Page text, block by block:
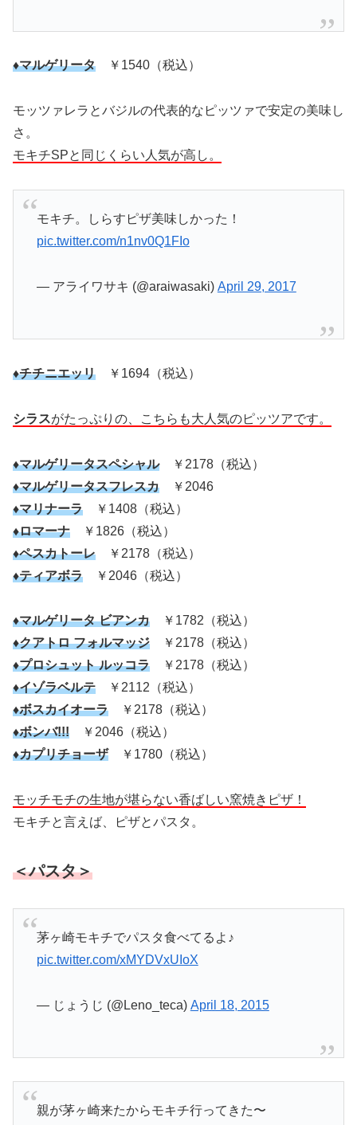
♦マルゲリータ ￥1540（税込）
モッツァレラとバジルの代表的なピッツァで安定の美味し
さ。
モキチSPと同じくらい人気が高し。
モキチ。しらすピザ美味しかった！
pic.twitter.com/n1nv0Q1FIo
— アライワサキ (@araiwasaki) April 29, 2017
♦チチニエッリ ￥1694（税込）
シラスがたっぷりの、こちらも大人気のピッツアです。
♦マルゲリータスペシャル￥2178（税込）
♦マルゲリータスフレスカ ￥2046
♦マリナーラ ￥1408（税込）
♦ロマーナ ￥1826（税込）
♦ペスカトーレ ￥2178（税込）
♦ティアボラ ￥2046（税込）
♦マルゲリータ ビアンカ ￥1782（税込）
♦クアトロ フォルマッジ ￥2178（税込）
♦プロシュット ルッコラ ￥2178（税込）
♦イゾラベルテ ￥2112（税込）
♦ボスカイオーラ ￥2178（税込）
♦ボンバ!!! ￥2046（税込）
♦カプリチョーザ ￥1780（税込）
モッチモチの生地が堪らない香ばしい窯焼きピザ！
モキチと言えば、ピザとパスタ。
＜パスタ＞
茅ヶ崎モキチでパスタ食べてるよ♪
pic.twitter.com/xMYDVxUIoX
— じょうじ (@Leno_teca) April 18, 2015
親が茅ヶ崎来たからモキチ行ってきた〜